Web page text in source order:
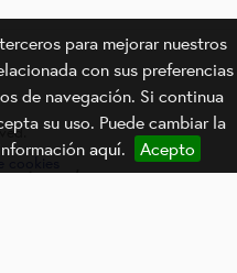
para mejorar nuestros
con sus preferencias
de navegación. Si continua
su uso. Puede cambiar la
aquí. Acepto
por